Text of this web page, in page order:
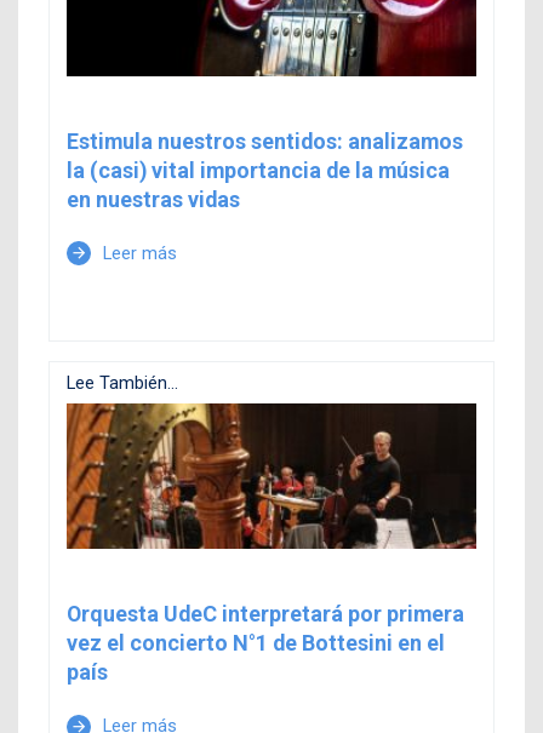
Estimula nuestros sentidos: analizamos
la (casi) vital importancia de la música
en nuestras vidas
arrow_forward Leer más
Lee También...
Orquesta UdeC interpretará por primera
vez el concierto N°1 de Bottesini en el
país
arrow_forward Leer más